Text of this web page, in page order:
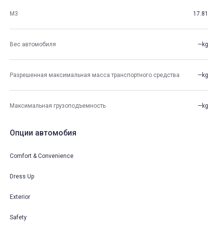
М3 17.81
Вес автомобиля —kg
Разрешенная максимальная масса транспортного средства —kg
Максимальная грузоподъемность —kg
Опции автомобия
Comfort & Convenience
Dress Up
Exterior
Safety